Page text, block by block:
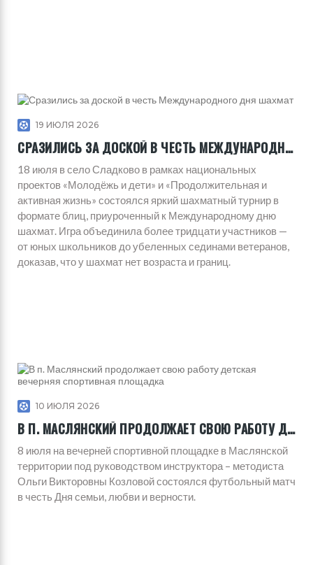
19 ИЮЛЯ 2026
СРАЗИЛИСЬ ЗА ДОСКОЙ В ЧЕСТЬ МЕЖДУНАРОДНОГО ДНЯ ШАХМАТ
18 июля в село Сладково в рамках национальных
проектов «Молодёжь и дети» и «Продолжительная и
активная жизнь» состоялся яркий шахматный турнир в
формате блиц, приуроченный к Международному дню
шахмат. Игра объединила более тридцати участников —
от юных школьников до убеленных сединами ветеранов,
доказав, что у шахмат нет возраста и границ.
10 ИЮЛЯ 2026
В П. МАСЛЯНСКИЙ ПРОДОЛЖАЕТ СВОЮ РАБОТУ ДЕТСКАЯ ВЕЧЕРНЯЯ СПОРТИВНАЯ ПЛОЩАДКА
8 июля на вечерней спортивной площадке в Маслянской
территории под руководством инструктора – методиста
Ольги Викторовны Козловой состоялся футбольный матч
в честь Дня семьи, любви и верности.